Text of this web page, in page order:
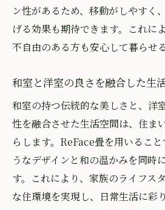
ン性があるため、移動がしやすく
げる効果も期待できます。これに
不自由のある方も安心して暮らせ
和室と洋室の良さを融合した生
和室の持つ伝統的な美しさと、洋
性を融合させた生活空間は、住ま
らします。ReFace畳を用いるこ
うなデザインと和の温かみを同時
す。これにより、家族のライフス
な住環境を実現し、日常生活に彩